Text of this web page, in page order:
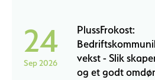
24
Sep 2026
PlussFrokost:
vekst - Slik
og et godt